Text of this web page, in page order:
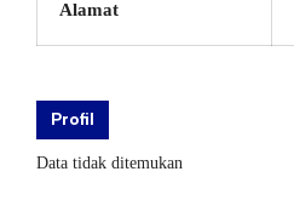
Alamat
Profil
Data tidak ditemukan